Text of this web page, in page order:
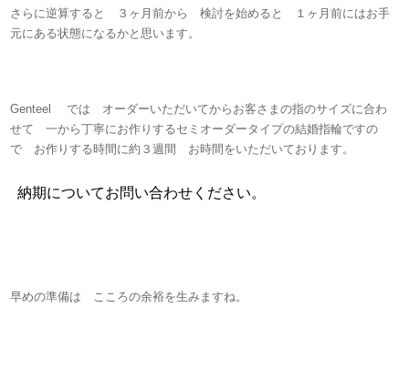
さらに逆算すると ３ヶ月前から 検討を始めると １ヶ月前にはお手
元にある状態になるかと思います。
Genteel では オーダーいただいてからお客さまの指のサイズに合わ
せて 一から丁寧にお作りするセミオーダータイプの結婚指輪ですの
で お作りする時間に約３週間 お時間をいただいております。
早めの準備は こころの余裕を生みますね。